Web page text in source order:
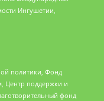
Ингушетии,
политики, Фонд
Центр поддержки и
фонд